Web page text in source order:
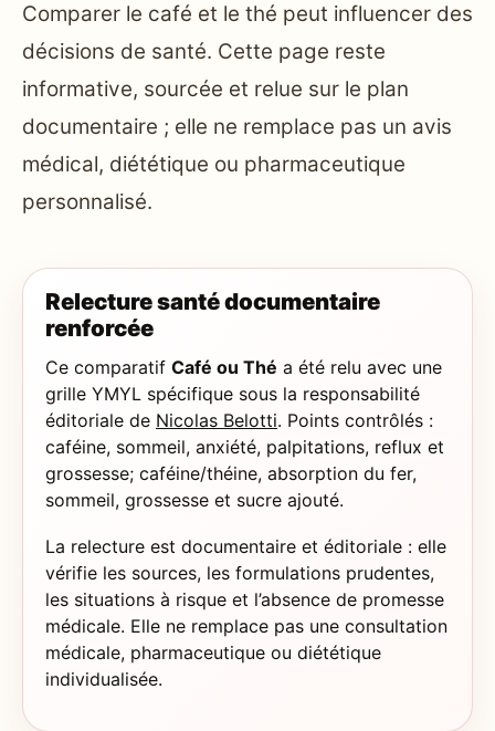
Comparer le café et le thé peut influencer des
décisions de santé. Cette page reste
informative, sourcée et relue sur le plan
documentaire ; elle ne remplace pas un avis
médical, diététique ou pharmaceutique
personnalisé.
Relecture santé documentaire
renforcée
Ce comparatif Café ou Thé a été relu avec une
grille YMYL spécifique sous la responsabilité
éditoriale de Nicolas Belotti. Points contrôlés :
caféine, sommeil, anxiété, palpitations, reflux et
grossesse; caféine/théine, absorption du fer,
sommeil, grossesse et sucre ajouté.
La relecture est documentaire et éditoriale : elle
vérifie les sources, les formulations prudentes,
les situations à risque et l’absence de promesse
médicale. Elle ne remplace pas une consultation
médicale, pharmaceutique ou diététique
individualisée.